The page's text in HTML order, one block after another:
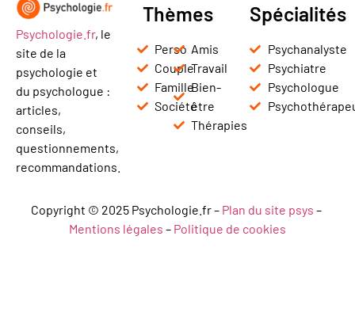
Psychologie.fr, le
site de la
psychologie et
du psychologue :
articles,
conseils,
questionnements,
recommandations.
Thèmes
Perso
Couple
Famille
Société
Amis
Travail
Bien-
être
Thérapies
Spécialités
Psychanalyste
Psychiatre
Psychologue
Copyright © 2025 Psychologie.fr – Plan du site psys –
Mentions légales – Politique de cookies